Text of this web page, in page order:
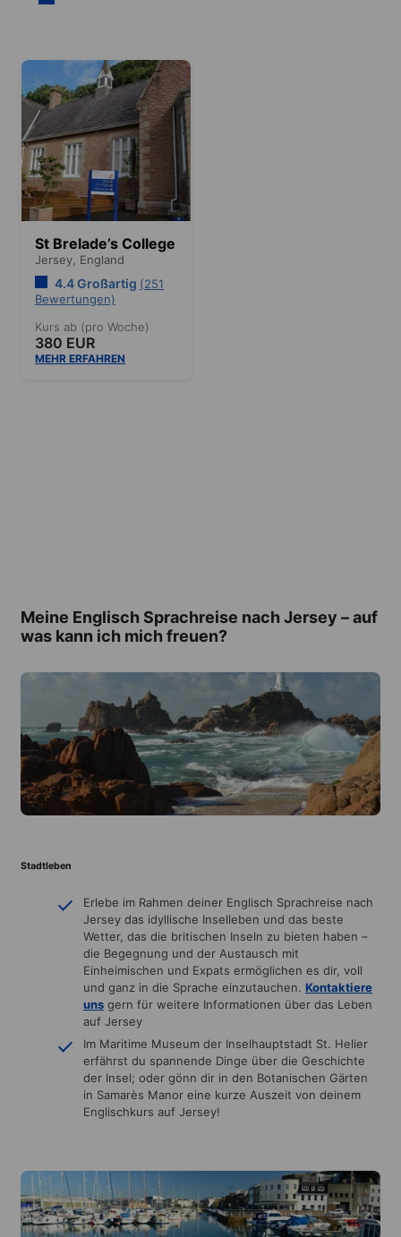
St Brelade’s College
Jersey, England
4.4 Großartig (251
Bewertungen)
Kurs ab (pro Woche)
380 EUR
MEHR ERFAHREN
Meine Englisch Sprachreise nach Jersey – auf
was kann ich mich freuen?
Stadtleben
Erlebe im Rahmen deiner Englisch Sprachreise nach
Jersey das idyllische Inselleben und das beste
Wetter, das die britischen Inseln zu bieten haben –
die Begegnung und der Austausch mit
Einheimischen und Expats ermöglichen es dir, voll
und ganz in die Sprache einzutauchen. Kontaktiere
uns gern für weitere Informationen über das Leben
auf Jersey
Im Maritime Museum der Inselhauptstadt St. Helier
erfährst du spannende Dinge über die Geschichte
der Insel; oder gönn dir in den Botanischen Gärten
in Samarès Manor eine kurze Auszeit von deinem
Englischkurs auf Jersey!